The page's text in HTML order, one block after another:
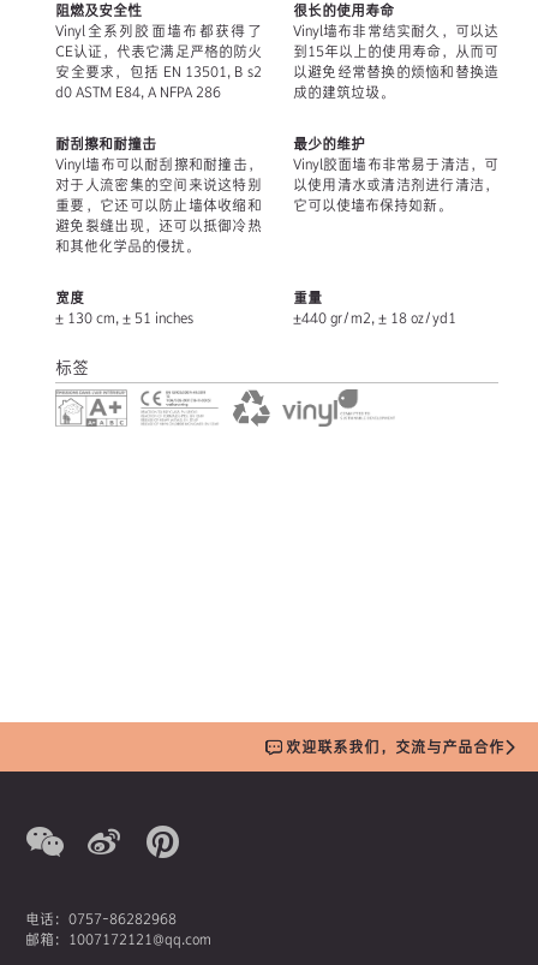
阻燃及安全性
Vinyl全系列胶面墙布都获得了
CE认证，代表它满足严格的防火
安全要求，包括 EN 13501, B s2
d0 ASTM E84, A NFPA 286
很长的使用寿命
Vinyl墙布非常结实耐久，可以达
到15年以上的使用寿命，从而可
以避免经常替换的烦恼和替换造
成的建筑垃圾。
耐刮擦和耐撞击
Vinyl墙布可以耐刮擦和耐撞击，
对于人流密集的空间来说这特别
重要，它还可以防止墙体收缩和
避免裂缝出现，还可以抵御冷热
和其他化学品的侵扰。
最少的维护
Vinyl胶面墙布非常易于清洁，可
以使用清水或清洁剂进行清洁，
它可以使墙布保持如新。
宽度
± 130 cm, ± 51 inches
重量
±440 gr/m2, ± 18 oz/yd1
标签
欢迎联系我们，交流与产品合作
电话：0757-86282968
邮箱：1007172121@qq.com